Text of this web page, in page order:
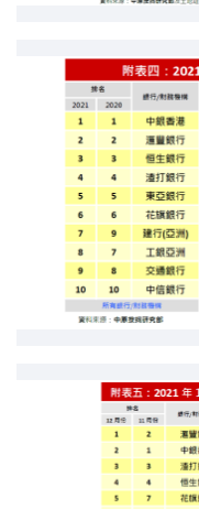
按揭百科
實時銀行資訊
裝修·保險優惠
免費裝修轉介服務
裝修設計專欄
火險、家居、寵物保險
保險資訊專欄